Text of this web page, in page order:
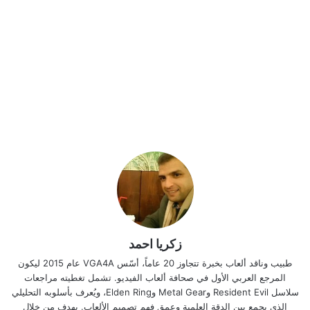
زكريا احمد
طبيب وناقد ألعاب بخبرة تتجاوز 20 عاماً، أسّس VGA4A عام 2015 ليكون
المرجع العربي الأول في صحافة ألعاب الفيديو. تشمل تغطيته مراجعات
سلاسل Resident Evil وMetal Gear وElden Ring، ويُعرف بأسلوبه التحليلي
الذي يجمع بين الدقة العلمية وعمق فهم تصميم الألعاب. يهدف من خلال